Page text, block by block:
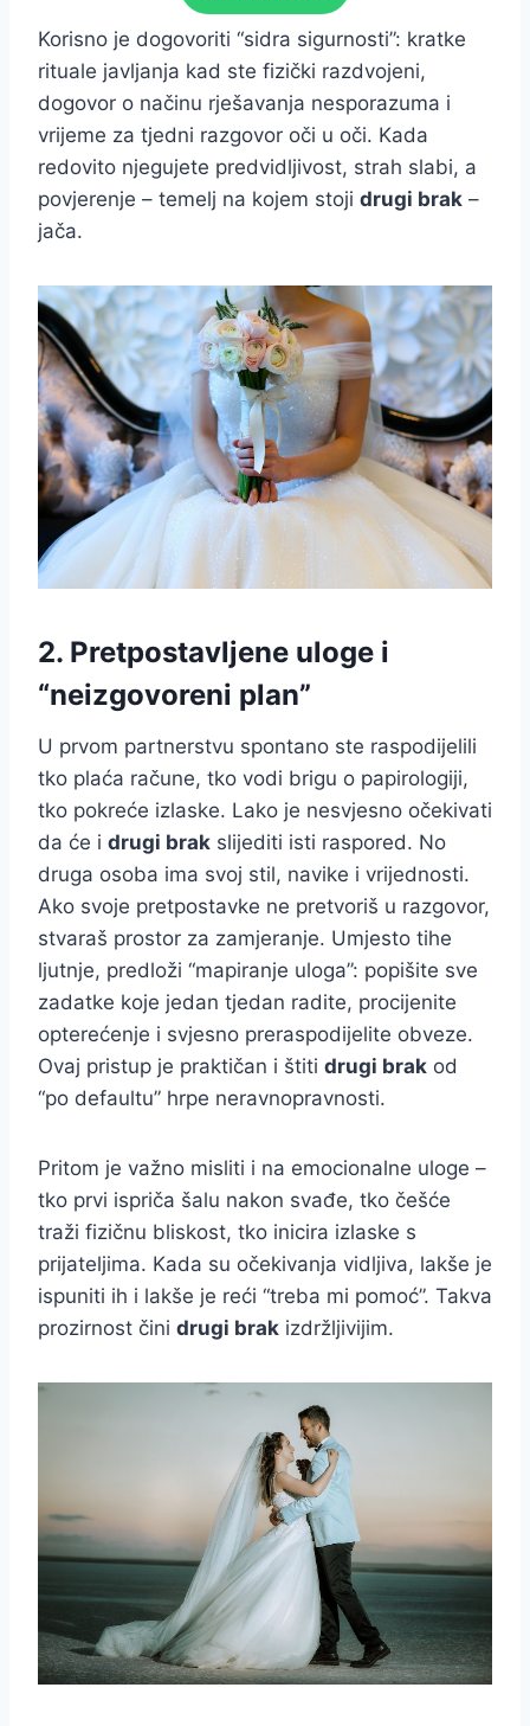
Korisno je dogovoriti “sidra sigurnosti”: kratke
rituale javljanja kad ste fizički razdvojeni,
dogovor o načinu rješavanja nesporazuma i
vrijeme za tjedni razgovor oči u oči. Kada
redovito njegujete predvidljivost, strah slabi, a
povjerenje – temelj na kojem stoji drugi brak –
jača.
2. Pretpostavljene uloge i
“neizgovoreni plan”
U prvom partnerstvu spontano ste raspodijelili
tko plaća račune, tko vodi brigu o papirologiji,
tko pokreće izlaske. Lako je nesvjesno očekivati
da će i drugi brak slijediti isti raspored. No
druga osoba ima svoj stil, navike i vrijednosti.
Ako svoje pretpostavke ne pretvoriš u razgovor,
stvaraš prostor za zamjeranje. Umjesto tihe
ljutnje, predloži “mapiranje uloga”: popišite sve
zadatke koje jedan tjedan radite, procijenite
opterećenje i svjesno preraspodijelite obveze.
Ovaj pristup je praktičan i štiti drugi brak od
“po defaultu” hrpe neravnopravnosti.
Pritom je važno misliti i na emocionalne uloge –
tko prvi ispriča šalu nakon svađe, tko češće
traži fizičnu bliskost, tko inicira izlaske s
prijateljima. Kada su očekivanja vidljiva, lakše je
ispuniti ih i lakše je reći “treba mi pomoć”. Takva
prozirnost čini drugi brak izdržljivijim.